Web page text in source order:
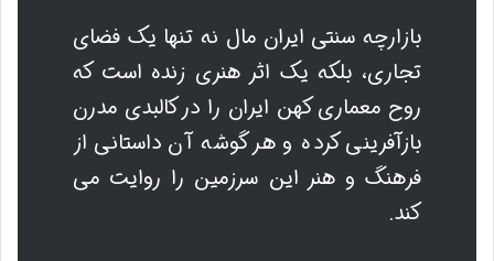
بازارچه سنتی ایران مال نه تنها یک فضای
تجاری، بلکه یک اثر هنری زنده است که
روح معماری کهن ایران را در کالبدی مدرن
بازآفرینی کرده و هر گوشه آن داستانی از
فرهنگ و هنر این سرزمین را روایت می
کند.